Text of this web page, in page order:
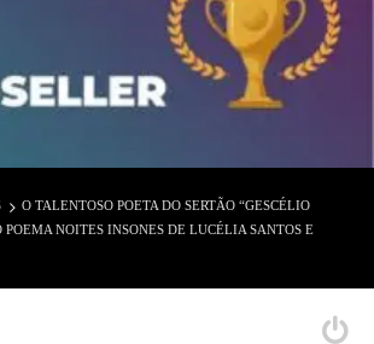
O TALENTOSO POETA DO SERTÃO “GESCÉLIO
POEMA NOITES INSONES DE LUCÉLIA SANTOS E